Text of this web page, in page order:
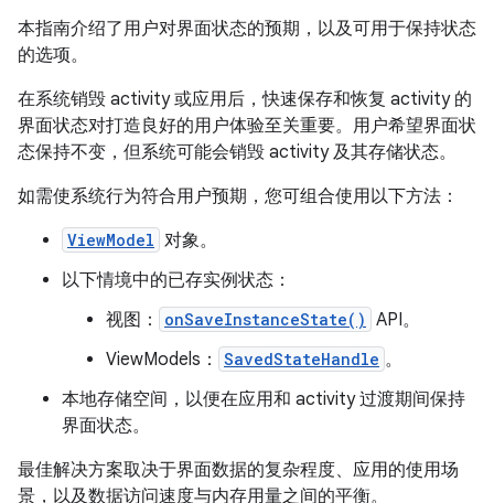
本指南介绍了用户对界面状态的预期，以及可用于保持状态
的选项。
在系统销毁 activity 或应用后，快速保存和恢复 activity 的
界面状态对打造良好的用户体验至关重要。用户希望界面状
态保持不变，但系统可能会销毁 activity 及其存储状态。
如需使系统行为符合用户预期，您可组合使用以下方法：
ViewModel 对象。
以下情境中的已存实例状态：
视图：
onSaveInstanceState() API。
ViewModels：
SavedStateHandle 。
本地存储空间，以便在应用和 activity 过渡期间保持
界面状态。
最佳解决方案取决于界面数据的复杂程度、应用的使用场
景，以及数据访问速度与内存用量之间的平衡。